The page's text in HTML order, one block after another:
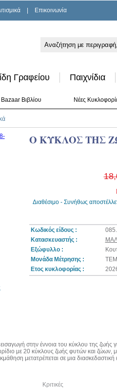
Επικοινωνία
Γραφείου Παιχνίδια
Bazaar Βιβλίου Νέες
Ο ΚΥΚΛΟΣ ΤΗΣ
Διαθέσιμο - Συνήθως
Κωδικός είδους :
Κατασκευαστής :
Εξώφυλλο :
Μονάδα Μέτρησης :
Ετος κυκλοφορίας :
στην έννοια του κύκλου της ζωής
με 20 κύκλους ζωής φυτών και
μετατρέπεται σε μια διασκεδαστική
Κριτικές